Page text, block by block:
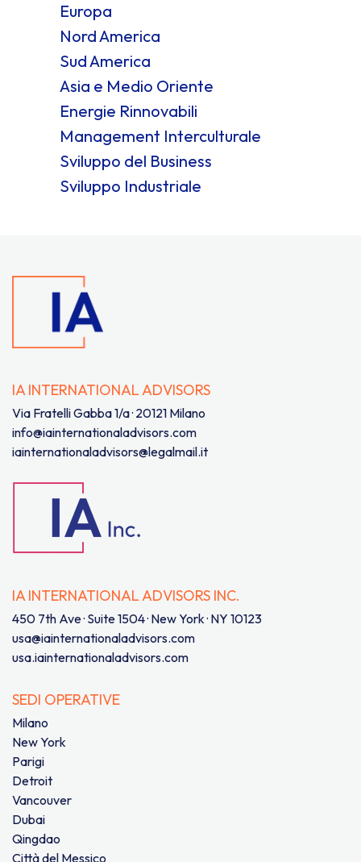
Europa
Nord America
Sud America
Asia e Medio Oriente
Energie Rinnovabili
Management Interculturale
Sviluppo del Business
Sviluppo Industriale
IA INTERNATIONAL ADVISORS
Via Fratelli Gabba 1/a · 20121 Milano
info@iainternationaladvisors.com
iainternationaladvisors@legalmail.it
IA INTERNATIONAL ADVISORS INC.
450 7th Ave · Suite 1504 · New York · NY 10123
usa@iainternationaladvisors.com
usa.iainternationaladvisors.com
SEDI OPERATIVE
Milano
New York
Parigi
Detroit
Vancouver
Dubai
Qingdao
Città del Messico